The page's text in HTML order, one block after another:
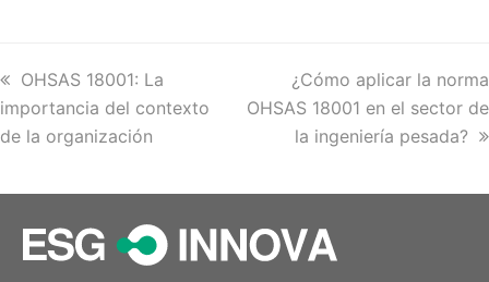
previous
post:
OHSAS 18001: La
importancia del contexto
de la organización
next
post:
¿Cómo aplicar la norma
OHSAS 18001 en el sector de
la ingeniería pesada?